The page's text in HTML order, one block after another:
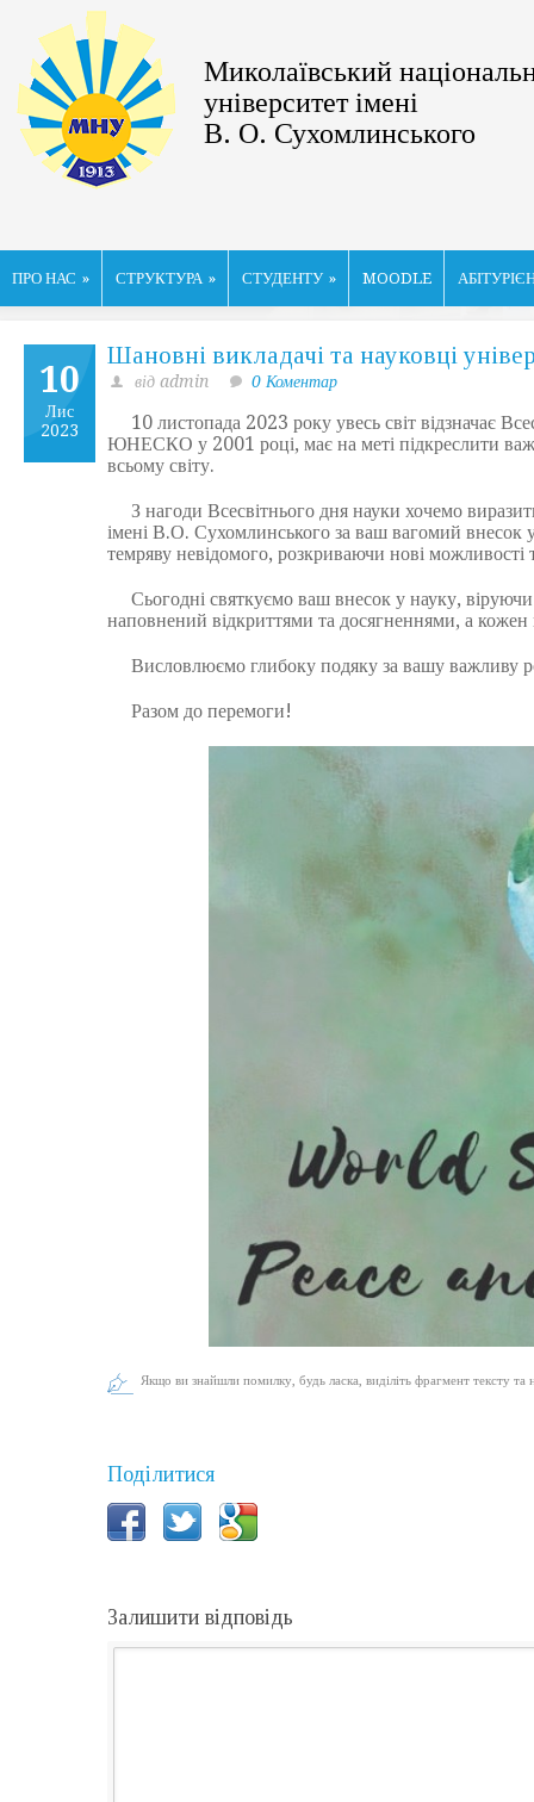
Миколаївський
університет імені
В. О. Сухомлинського
ПРО НАС » СТРУКТУРА » СТУДЕНТУ » MOODLE
10
Лис
2023
Шановні викладачі та науковці
від admin 0 Коментар
10 листопада 2023 року увесь світ відзначає
ЮНЕСКО у 2001 році, має на меті підкреслити
всьому світу.
З нагоди Всесвітнього дня науки хочемо
імені В.О. Сухомлинського за ваш вагомий внесок
темряву невідомого, розкриваючи нові можливості
Сьогодні святкуємо ваш внесок у науку,
наповнений відкриттями та досягненнями, а кожен
Висловлюємо глибоку подяку за вашу важливу
Разом до перемоги!
Якщо ви знайшли помилку, будь ласка, виділіть фрагмент тексту та
Поділитися
Залишити відповідь